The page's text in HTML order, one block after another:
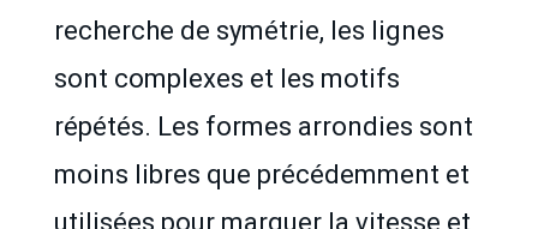
recherche de symétrie, les lignes
sont complexes et les motifs
répétés. Les formes arrondies sont
moins libres que précédemment et
utilisées pour marquer la vitesse et